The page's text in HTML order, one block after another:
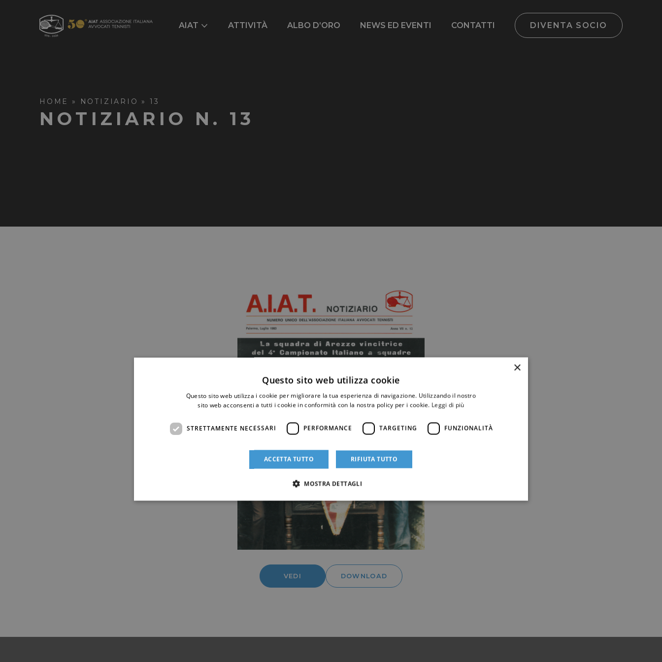
AIAT ATTIVITÀ ALBO D’ORO NEWS ED EVENTI CONTATTI DIVENTA SOCIO
HOME » NOTIZIARIO »13
NOTIZIARIO N. 13
VEDI DOWNLOAD
×
Questo sito web utilizza cookie
Questo sito web utilizza i cookie per migliorare la tua esperienza di navigazione. Utilizzando il nostro
sito web acconsenti a tutti i cookie in conformità con la nostra policy per i cookie. Leggi di più
STRETTAMENTE NECESSARI PERFORMANCE TARGETING FUNZIONALITÀ
ACCETTA TUTTO RIFIUTA TUTTO
MOSTRA DETTAGLI